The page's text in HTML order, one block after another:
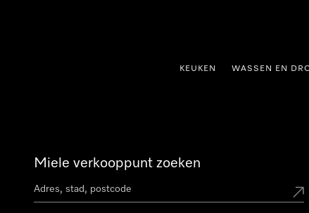
KEUKEN WASSEN EN
Miele verkooppunt zoeken